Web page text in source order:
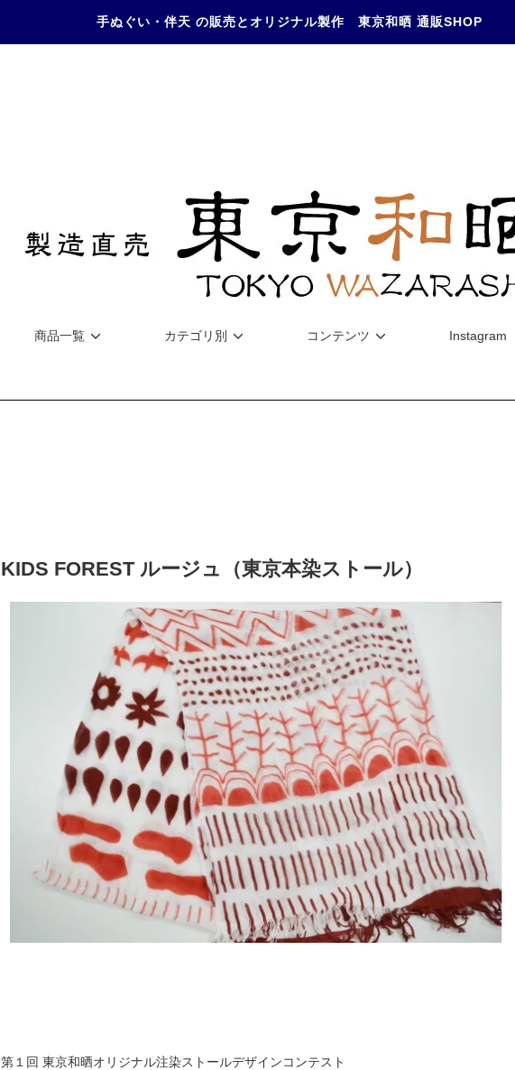
手ぬぐい・伴天 の販売とオリジナル製作 東京和晒 通販SHOP
商品一覧 カテゴリ別 コンテンツ Instagram
KIDS FOREST ルージュ（東京本染ストール）
第１回 東京和晒オリジナル注染ストールデザインコンテスト